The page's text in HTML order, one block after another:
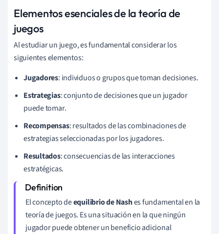
Elementos esenciales de la teoría de
juegos
Al estudiar un juego, es fundamental considerar los
siguientes elementos:
Jugadores: individuos o grupos que toman decisiones.
Estrategias: conjunto de decisiones que un jugador
puede tomar.
Recompensas: resultados de las combinaciones de
estrategias seleccionadas por los jugadores.
Resultados: consecuencias de las interacciones
estratégicas.
El concepto deequilibrio de Nashes fundamental en la
teoría de juegos. Es una situación en la que ningún
jugador puede obtener un beneficio adicional